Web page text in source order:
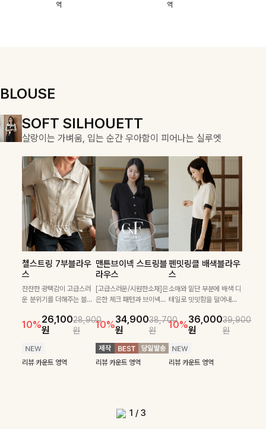
스에요🖤
역
할 수 있어요🤍
역
BLOUSE
SOFT SILHOUETT
살랑이는 가벼움, 입는 순간 우아함이 피어나는 실루엣
첼스트링 7부블라우
스
잔잔한 광택감이 고급스러
운 분위기를 더해주는 블라
프릴 밑단이 자연스럽게 실
루엣을 살려주며, 여유로운
스러운 무드를 완성해준답
니다 🤍
10%26,100
원
28,900
원
리뷰 카운트 영역
맨튼브이넥 스트링블
라우스
[고급스러운/시원한소재]은
은한 체크 패턴과 브이넥으
로 고급스러운 디테일을 넣
었으며 밑단스트링으로 핏
을 더욱 깔끔하게 잡아주는
블라우스예요 :)
10%34,900
원
38,700
원
리뷰 카운트 영역
펜밋링클 배색블라우
스
소매와 밑단 부분에 배색 디
테일로 밋밋함을 덜어내고
클 소재로 구김 걱정없이 즐
길 수 있는 블라우스랍니
10%36,000
원
39,900
원
리뷰 카운트 영역
COZY ESSENTIAL
매일의 일상을 부드럽게 감싸줄 니트 컬렉션
론클디 브이넥니트
부드럽게 몸을 감싸는 니트
짜임으로 편안한 착용감을
더해드리며 여유 있게 떨어
여리여리한 실루엣을 완성
해드려요 ✨ 단독은 물론 다
게 매치되는 데일리 니트랍
니다
10%원
원
리뷰 카운트 영역
칠스트라이프 카라7
부니트
[골드버튼/클래식무드🤍]
스트라이프 패턴으로 데일
이템입니다 카라넥 디자인
으로 깔끔한 이미지로 만들
어 주는 7부 니트입니다 ~
10%31,900
원
35,400
원
리뷰 카운트 영역
셀드펜던트 7부니트
넉넉한 핏으로 편하게 착용
가능한 심플&베이직 무드의
니트!레터리 펜던트로 고급
어요:D
10% 원
원
리뷰 카운트 영역
DOUBLE THE JOY
함께할 때 더욱 완벽한, 합리적인 선택으로 채우는 즐거움
필첸체크 스트링블라
우스+플레어스커트
SET
[활용도 좋은 투피스]은은한
테일이 어우러진 투피스 세
트입니다. 여유로운 상의와
풍성하게 퍼지는 롱스커트가
론, 단품으로도 다양하게 활
42,900
원
49,800
특스트라이프 링클원
피스+스트링자켓
SET
가볍고 시원한 링클 원피스
성되어 코디 고민 없이 완성
도 높은 스타일링을 연출해
주는 아이템 🤍 따로 또 같
이 활용하기 좋아 실용적이
며, 스트링 디테일로 다양한
69,900
원
79,400
원
헨틴링클 날개티셔츠
+치마바지SET
[텐션감↑/구김↓]가볍게
입기만 해도 코디가 완성되
럽게 퍼지는 프릴 날개 소매
가 우아한 포인트를 더해드
립니다💕 잔잔한 링클 텍스
처 소재와 편안한 허리밴딩
으로 하루 종일 산뜻하고 쾌
12%29,900
원
33,900
원
리뷰 카운트 영역
1 / 3